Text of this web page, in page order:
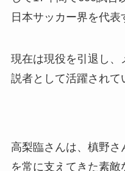
日本サッカー界を代表
現在は現役を引退し
説者として活躍されて
高梨臨さんは、槙野
を常に支えてきた素敵